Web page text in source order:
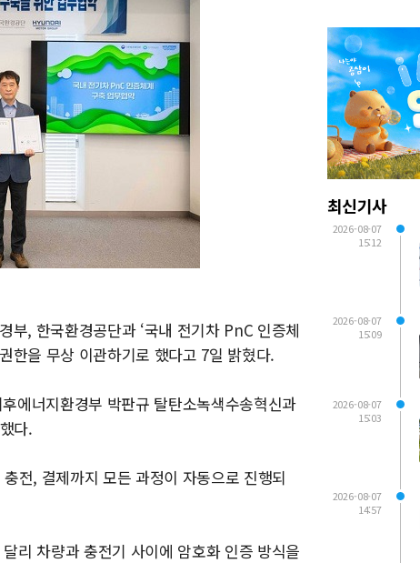
부, 한국환경공단과 ‘국내 전기차 PnC 인증체
한을 무상 이관하기로 했다고 7일 밝혔다.
에너지환경부 박판규 탈탄소녹색수송혁신과
다.
전, 결제까지 모든 과정이 자동으로 진행되
리 차량과 충전기 사이에 암호화 인증 방식을
최신기사
2026-08-07
15:12
2026-08-07
15:09
2026-08-07
15:03
2026-08-07
14:57